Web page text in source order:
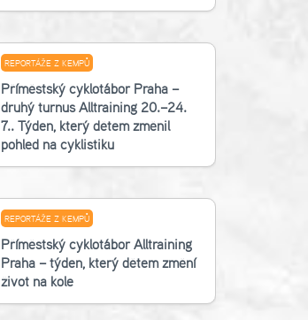
REPORTÁŽE Z KEMPŮ
Příměstský cyklotábor Praha –
druhý turnus Alltraining 20.–24.
7.. Týden, který dětem změnil
pohled na cyklistiku
REPORTÁŽE Z KEMPŮ
Příměstský cyklotábor Alltraining
Praha – týden, který dětem změní
život na kole